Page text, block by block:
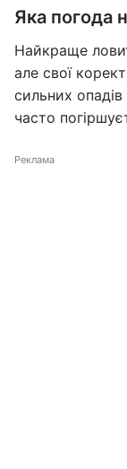
Яка погода
Найкраще
але свої
сильних
часто
Реклама